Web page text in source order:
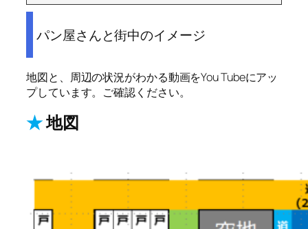
パン屋さんと街中のイメージ
地図と、周辺の状況がわかる動画をYou Tubeにアッ
プしています。ご確認ください。
★地図